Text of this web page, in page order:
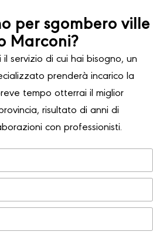
per sgombero ville
Marconi?
servizio di cui hai bisogno, un
prenderà incarico la
tempo otterrai il miglior
risultato di anni di
con professionisti.